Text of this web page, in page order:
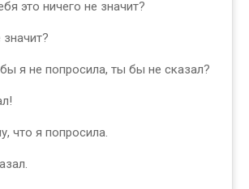
это ничего не значит?
я не попросила, ты бы не сказал?
что я попросила.